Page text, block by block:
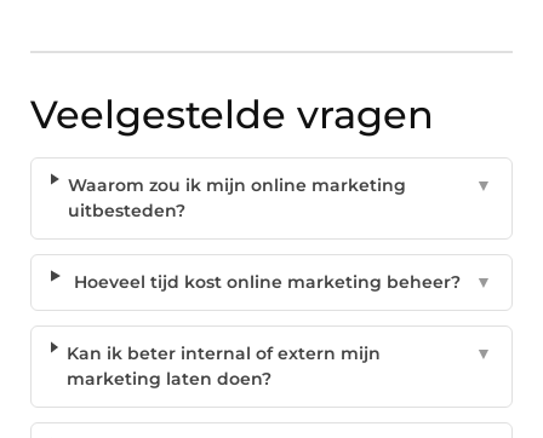
Veelgestelde vragen
Waarom zou ik mijn online marketing
uitbesteden?
▼
Hoeveel tijd kost online marketing beheer? ▼
Kan ik beter internal of extern mijn
marketing laten doen?
▼